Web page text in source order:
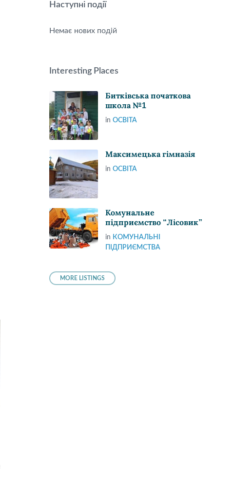
Наступні події
Немає нових подій
Interesting Places
Битківська початкова
школа №1
inОСВІТА
Максимецька гімназія
inОСВІТА
Комунальне
підприємство “Лісовик”
in КОМУНАЛЬНІ
ПІДПРИЄМСТВА
MORE LISTINGS